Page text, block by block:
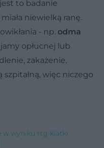
to badanie
niewielką ranę.
- np. odma
opłucnej lub
zakażenie.
szpitalną, więc niczego
w wyniku rtg klatki